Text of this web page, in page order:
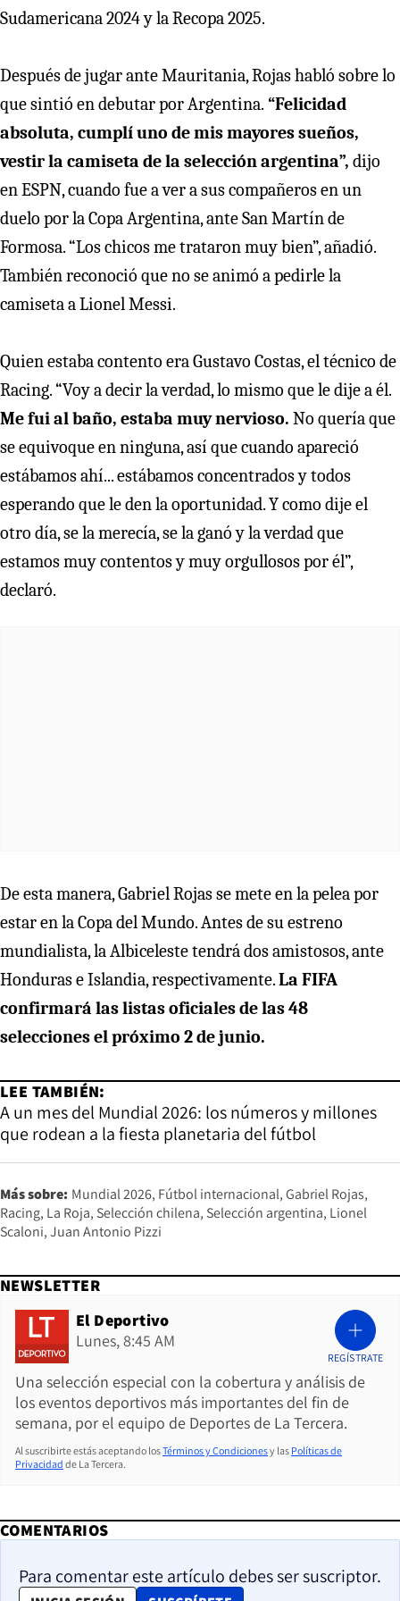
Sudamericana 2024 y la Recopa 2025.
Después de jugar ante Mauritania, Rojas habló sobre lo
que sintió en debutar por Argentina. “Felicidad
absoluta, cumplí uno de mis mayores sueños,
vestir la camiseta de la selección argentina”, dijo
en ESPN, cuando fue a ver a sus compañeros en un
duelo por la Copa Argentina, ante San Martín de
Formosa. “Los chicos me trataron muy bien”, añadió.
También reconoció que no se animó a pedirle la
camiseta a Lionel Messi.
Quien estaba contento era Gustavo Costas, el técnico de
Racing. “Voy a decir la verdad, lo mismo que le dije a él.
Me fui al baño, estaba muy nervioso. No quería que
se equivoque en ninguna, así que cuando apareció
estábamos ahí... estábamos concentrados y todos
esperando que le den la oportunidad. Y como dije el
otro día, se la merecía, se la ganó y la verdad que
estamos muy contentos y muy orgullosos por él”,
declaró.
De esta manera, Gabriel Rojas se mete en la pelea por
estar en la Copa del Mundo. Antes de su estreno
mundialista, la Albiceleste tendrá dos amistosos, ante
Honduras e Islandia, respectivamente.La FIFA
confirmará las listas oficiales de las 48
selecciones el próximo 2 de junio.
LEE TAMBIÉN:
A un mes del Mundial 2026: los números y millones
que rodean a la fiesta planetaria del fútbol
Más sobre: Mundial 2026 Fútbol internacional Gabriel Rojas
Racing La Roja Selección chilena Selección argentina Lionel
Scaloni Juan Antonio Pizzi
NEWSLETTER
El Deportivo
Lunes, 8:45 AM
Una selección especial con la cobertura y análisis de
los eventos deportivos más importantes del fin de
semana, por el equipo de Deportes de La Tercera.
REGÍSTRATE
Al suscribirte estás aceptando losTérminos y Condicionesy las Políticas de
Privacidad de La Tercera.
COMENTARIOS
Para comentar este artículo debes ser suscriptor.